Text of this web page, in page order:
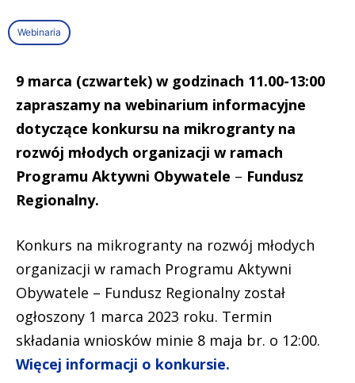
Webinaria
9 marca (czwartek) w godzinach 11.00-13:00
zapraszamy na webinarium informacyjne
dotyczące konkursu na mikrogranty na
rozwój młodych organizacji w ramach
Programu Aktywni Obywatele – Fundusz
Regionalny.
Konkurs na mikrogranty na rozwój młodych
organizacji w ramach Programu Aktywni
Obywatele – Fundusz Regionalny został
ogłoszony 1 marca 2023 roku. Termin
składania wniosków minie 8 maja br. o 12:00.
Więcej informacji o konkursie.